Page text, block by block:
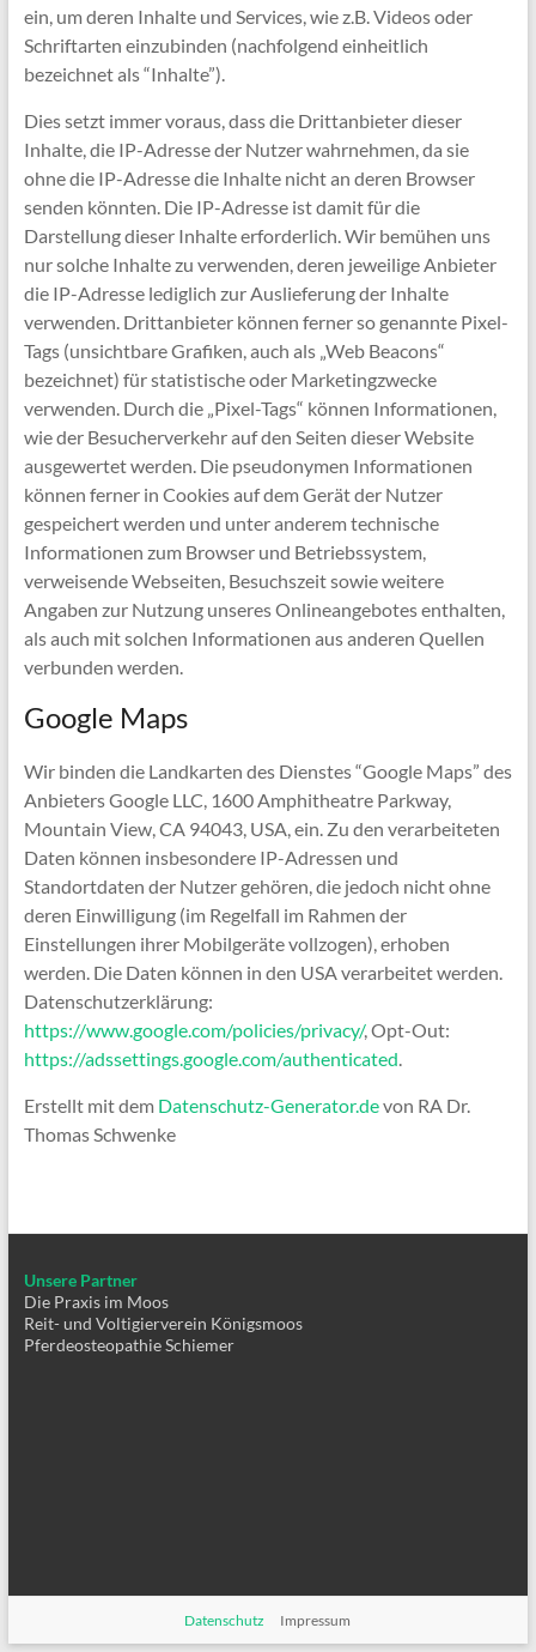
ein, um deren Inhalte und Services, wie z.B. Videos oder
Schriftarten einzubinden (nachfolgend einheitlich
bezeichnet als “Inhalte”).
Dies setzt immer voraus, dass die Drittanbieter dieser
Inhalte, die IP-Adresse der Nutzer wahrnehmen, da sie
ohne die IP-Adresse die Inhalte nicht an deren Browser
senden könnten. Die IP-Adresse ist damit für die
Darstellung dieser Inhalte erforderlich. Wir bemühen uns
nur solche Inhalte zu verwenden, deren jeweilige Anbieter
die IP-Adresse lediglich zur Auslieferung der Inhalte
verwenden. Drittanbieter können ferner so genannte Pixel-
Tags (unsichtbare Grafiken, auch als „Web Beacons“
bezeichnet) für statistische oder Marketingzwecke
verwenden. Durch die „Pixel-Tags“ können Informationen,
wie der Besucherverkehr auf den Seiten dieser Website
ausgewertet werden. Die pseudonymen Informationen
können ferner in Cookies auf dem Gerät der Nutzer
gespeichert werden und unter anderem technische
Informationen zum Browser und Betriebssystem,
verweisende Webseiten, Besuchszeit sowie weitere
Angaben zur Nutzung unseres Onlineangebotes enthalten,
als auch mit solchen Informationen aus anderen Quellen
verbunden werden.
Google Maps
Wir binden die Landkarten des Dienstes “Google Maps” des
Anbieters Google LLC, 1600 Amphitheatre Parkway,
Mountain View, CA 94043, USA, ein. Zu den verarbeiteten
Daten können insbesondere IP-Adressen und
Standortdaten der Nutzer gehören, die jedoch nicht ohne
deren Einwilligung (im Regelfall im Rahmen der
Einstellungen ihrer Mobilgeräte vollzogen), erhoben
werden. Die Daten können in den USA verarbeitet werden.
Datenschutzerklärung:
https://www.google.com/policies/privacy/, Opt-Out:
https://adssettings.google.com/authenticated.
Erstellt mit dem Datenschutz-Generator.devon RA Dr.
Thomas Schwenke
Unsere Partner
Die Praxis im Moos
Reit- und Voltigierverein Königsmoos
Pferdeosteopathie Schiemer
Datenschutz Impressum